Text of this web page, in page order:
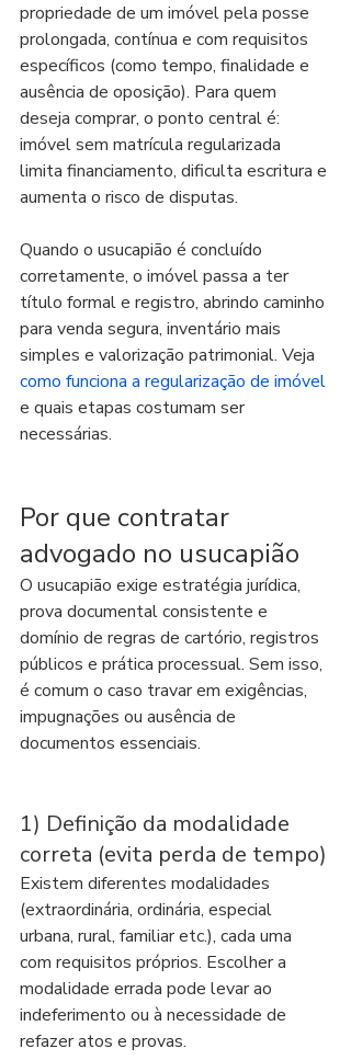
propriedade de um imóvel pela posse
prolongada, contínua e com requisitos
específicos (como tempo, finalidade e
ausência de oposição). Para quem
deseja comprar, o ponto central é:
imóvel sem matrícula regularizada
limita financiamento, dificulta escritura e
aumenta o risco de disputas.
Quando o usucapião é concluído
corretamente, o imóvel passa a ter
título formal e registro, abrindo caminho
para venda segura, inventário mais
simples e valorização patrimonial. Veja
como funciona a regularização de imóvel
e quais etapas costumam ser
necessárias.
Por que contratar
advogado no usucapião
O usucapião exige estratégia jurídica,
prova documental consistente e
domínio de regras de cartório, registros
públicos e prática processual. Sem isso,
é comum o caso travar em exigências,
impugnações ou ausência de
documentos essenciais.
1) Definição da modalidade
correta (evita perda de tempo)
Existem diferentes modalidades
(extraordinária, ordinária, especial
urbana, rural, familiar etc.), cada uma
com requisitos próprios. Escolher a
modalidade errada pode levar ao
indeferimento ou à necessidade de
refazer atos e provas.